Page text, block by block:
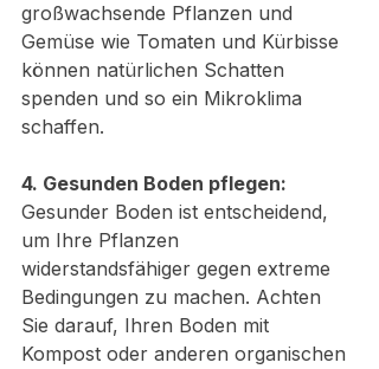
großwachsende Pflanzen und
Gemüse wie Tomaten und Kürbisse
können natürlichen Schatten
spenden und so ein Mikroklima
schaffen.
4. Gesunden Boden pflegen:
Gesunder Boden ist entscheidend,
um Ihre Pflanzen
widerstandsfähiger gegen extreme
Bedingungen zu machen. Achten
Sie darauf, Ihren Boden mit
Kompost oder anderen organischen